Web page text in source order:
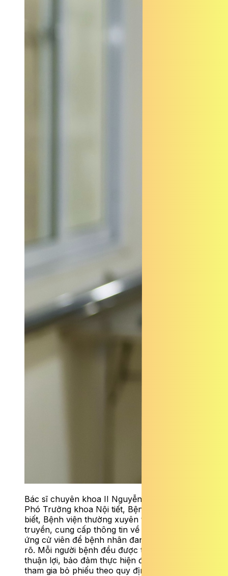
Bác sĩ chuyên khoa II Nguyễn Thị Thanh Hải,
Phó Trưởng khoa Nội tiết, Bệnh viện 19-8 cho
biết, Bệnh viện thường xuyên tổ chức tuyên
truyền, cung cấp thông tin về bầu cử và các
ứng cử viên để bệnh nhân đang điều trị nắm
rõ. Mỗi người bệnh đều được tạo điều kiện
thuận lợi, bảo đảm thực hiện đầy đủ quyền
tham gia bỏ phiếu theo quy định.